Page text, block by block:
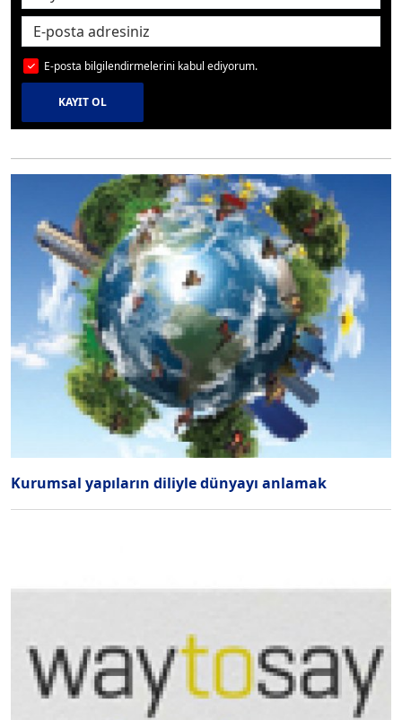
E-posta bilgilendirmelerini kabul ediyorum.
KAYIT OL
Kurumsal yapıların diliyle dünyayı anlamak